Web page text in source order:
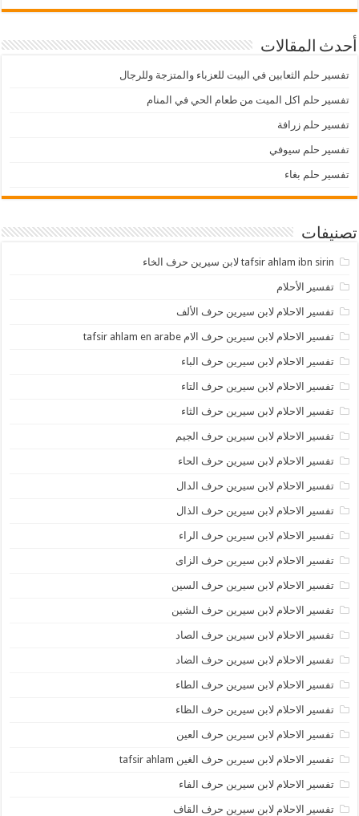
أحدث المقالات
تفسير حلم الثعابين في البيت للعزباء والمتزجة وللرجال
تفسير حلم اكل الميت من طعام الحي في المنام
تفسير حلم زرافة
تفسير حلم سيوفي
تفسير حلم بغاء
تصنيفات
tafsir ahlam ibn sirin لابن سيرين حرف الخاء
تفسير الأحلام
تفسير الاحلام لابن سيرين حرف الألف
تفسير الاحلام لابن سيرين حرف الام tafsir ahlam en arabe
تفسير الاحلام لابن سيرين حرف الباء
تفسير الاحلام لابن سيرين حرف التاء
تفسير الاحلام لابن سيرين حرف الثاء
تفسير الاحلام لابن سيرين حرف الجيم
تفسير الاحلام لابن سيرين حرف الحاء
تفسير الاحلام لابن سيرين حرف الدال
تفسير الاحلام لابن سيرين حرف الذال
تفسير الاحلام لابن سيرين حرف الراء
تفسير الاحلام لابن سيرين حرف الزاى
تفسير الاحلام لابن سيرين حرف السين
تفسير الاحلام لابن سيرين حرف الشين
تفسير الاحلام لابن سيرين حرف الصاد
تفسير الاحلام لابن سيرين حرف الضاد
تفسير الاحلام لابن سيرين حرف الطاء
تفسير الاحلام لابن سيرين حرف الظاء
تفسير الاحلام لابن سيرين حرف العين
تفسير الاحلام لابن سيرين حرف الغين tafsir ahlam
تفسير الاحلام لابن سيرين حرف الفاء
تفسير الاحلام لابن سيرين حرف القاف